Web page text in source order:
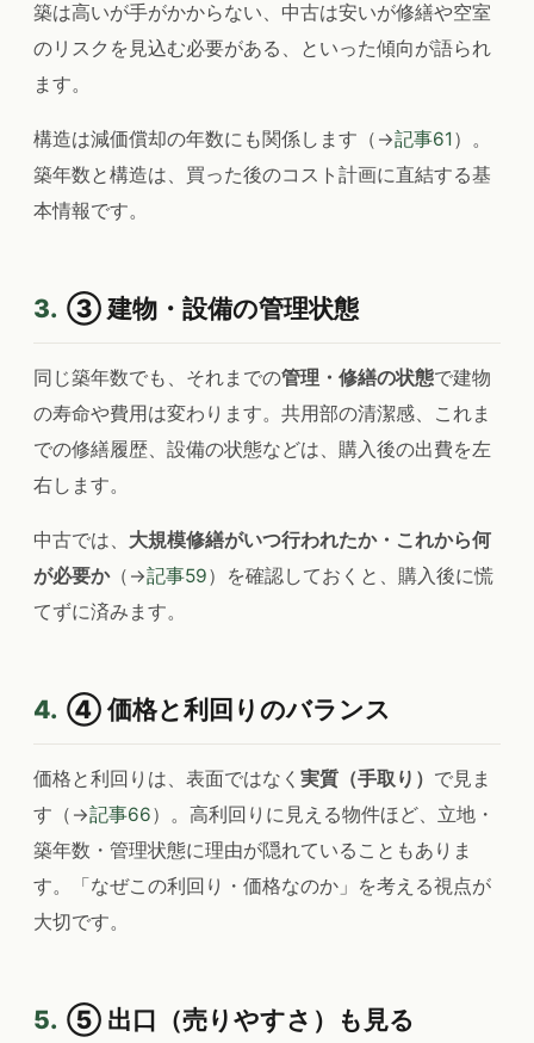
築は高いが手がかからない、中古は安いが修繕や空室
のリスクを見込む必要がある、といった傾向が語られ
ます。
構造は減価償却の年数にも関係します（→記事61）。
築年数と構造は、買った後のコスト計画に直結する基
本情報です。
3. ③ 建物・設備の管理状態
同じ築年数でも、それまでの管理・修繕の状態で建物
の寿命や費用は変わります。共用部の清潔感、これま
での修繕履歴、設備の状態などは、購入後の出費を左
右します。
中古では、 大規模修繕がいつ行われたか・これから何
が必要か（→記事59）を確認しておくと、購入後に慌
てずに済みます。
4. ④ 価格と利回りのバランス
価格と利回りは、表面ではなく 実質（手取り） で見ま
す（→記事66）。高利回りに見える物件ほど、立地・
築年数・管理状態に理由が隠れていることもありま
す。「なぜこの利回り・価格なのか」を考える視点が
大切です。
5. ⑤ 出口（売りやすさ）も見る